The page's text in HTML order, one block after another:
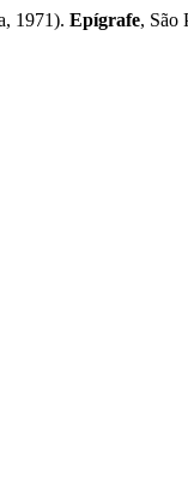
1971). Epígrafe, São